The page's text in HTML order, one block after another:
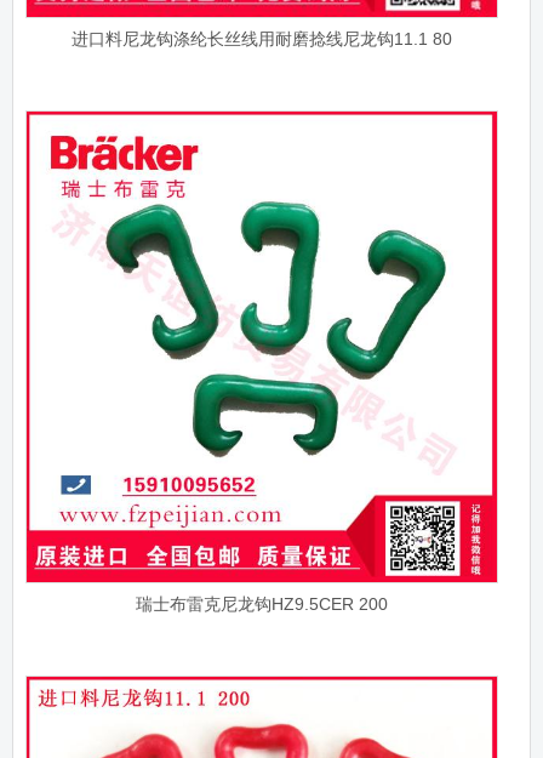
进口料尼龙钩涤纶长丝线用耐磨捻线尼龙钩11.1 80
瑞士布雷克尼龙钩HZ9.5CER 200